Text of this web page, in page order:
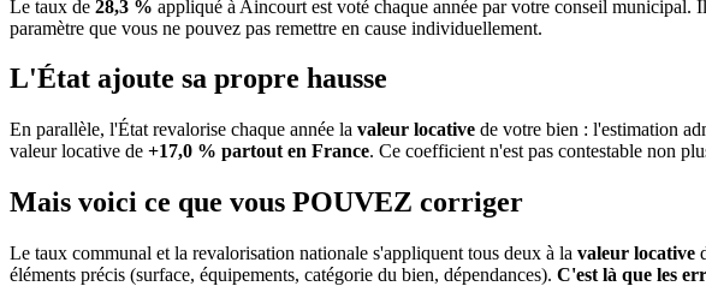
Le taux de 28,3 % appliqué à Aincourt est voté chaque année par votre conseil municipal.
paramètre que vous ne pouvez pas remettre en cause individuellement.
L'État ajoute sa propre hausse
En parallèle, l'État revalorise chaque année la valeur locative de votre bien : l'estimation
valeur locative de +17,0 % partout en France. Ce coefficient n'est pas contestable non
Mais voici ce que vous POUVEZ corriger
Le taux communal et la revalorisation nationale s'appliquent tous deux à la valeur locative
éléments précis (surface, équipements, catégorie du bien, dépendances). C'est là que les